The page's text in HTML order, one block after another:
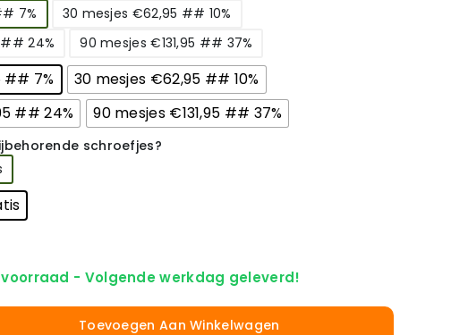
7%
30 mesjes €62,95 ## 10%
24%
90 mesjes €131,95 ## 37%
## 7%
30 mesjes €62,95 ## 10%
## 24%
90 mesjes €131,95 ## 37%
schroefjes?
- Volgende werkdag geleverd!
Toevoegen Aan Winkelwagen